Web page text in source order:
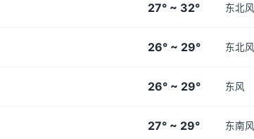
27° ~ 32° 东北风
26° ~ 29° 东北风
26° ~ 29° 东风
27° ~ 29° 东南风